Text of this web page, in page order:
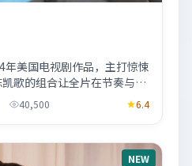
年美国电视剧作品，主打惊悚
歌的组合让全片在节奏与表
情的观众。
40,500 6.4
NEW